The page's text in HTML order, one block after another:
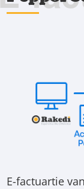
E-factuartie